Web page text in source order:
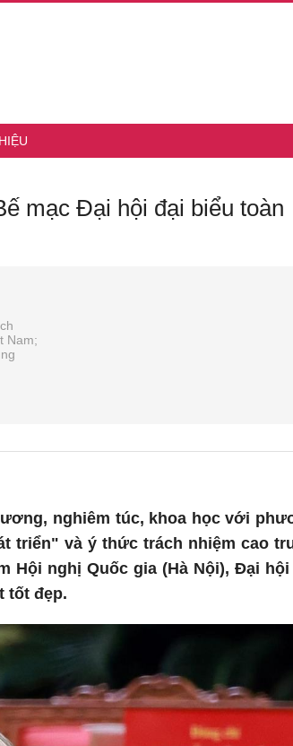
mạc Đại hội đại biểu toàn
Nam;
nghiêm túc, khoa học với
triển" và ý thức trách nhiệm cao
Hội nghị Quốc gia (Hà Nội), Đại hội
tốt đẹp.